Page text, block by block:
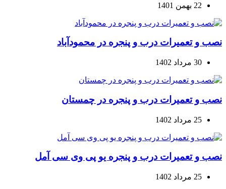
22 بهمن 1401
نصب و تعمیرات درب و پنجره در محمودآباد
30 مرداد 1402
نصب و تعمیرات درب و پنجره در چمستان
25 مرداد 1402
نصب و تعمیرات درب و پنجره یو پی وی سی آمل
25 مرداد 1402